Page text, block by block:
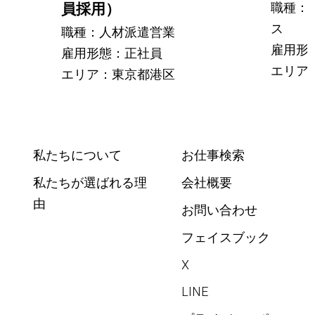
員採用）
職種：人材派遣営業
雇用形態：正社員
エリア：東京都港区
職種：
ス
雇用形
エリア
私たちについて
私たちが選ばれる理
由
お仕事検索
会社概要
お問い合わせ
フェイスブック
X
LINE